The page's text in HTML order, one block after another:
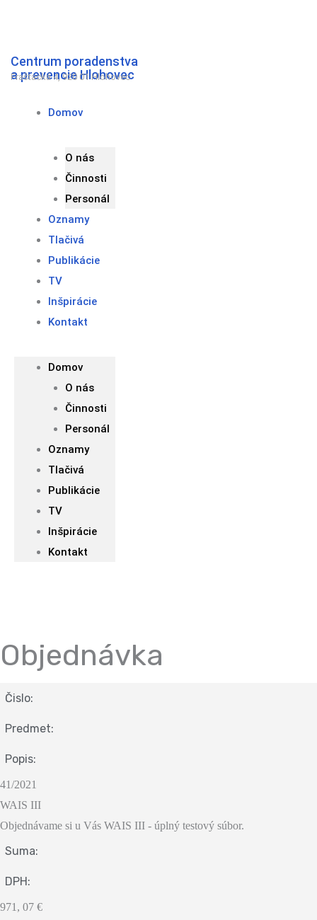
Centrum poradenstva
a prevencie Hlohovec
Fraštacká 4, 920 01 Hlohovec
Domov
O nás
Činnosti
Personál
Oznamy
Tlačivá
Publikácie
TV
Inšpirácie
Kontakt
Domov
O nás
Činnosti
Personál
Oznamy
Tlačivá
Publikácie
TV
Inšpirácie
Kontakt
Objednávka
Čislo:
Predmet:
Popis:
41/2021
WAIS III
Objednávame si u Vás WAIS III - úplný testový súbor.
Suma:
DPH:
971, 07 €